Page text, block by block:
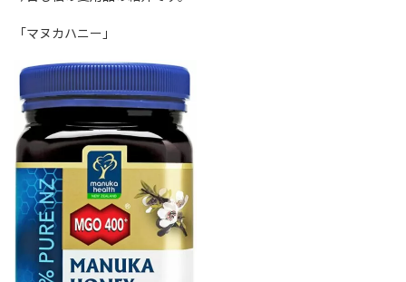
「マヌカハニー」